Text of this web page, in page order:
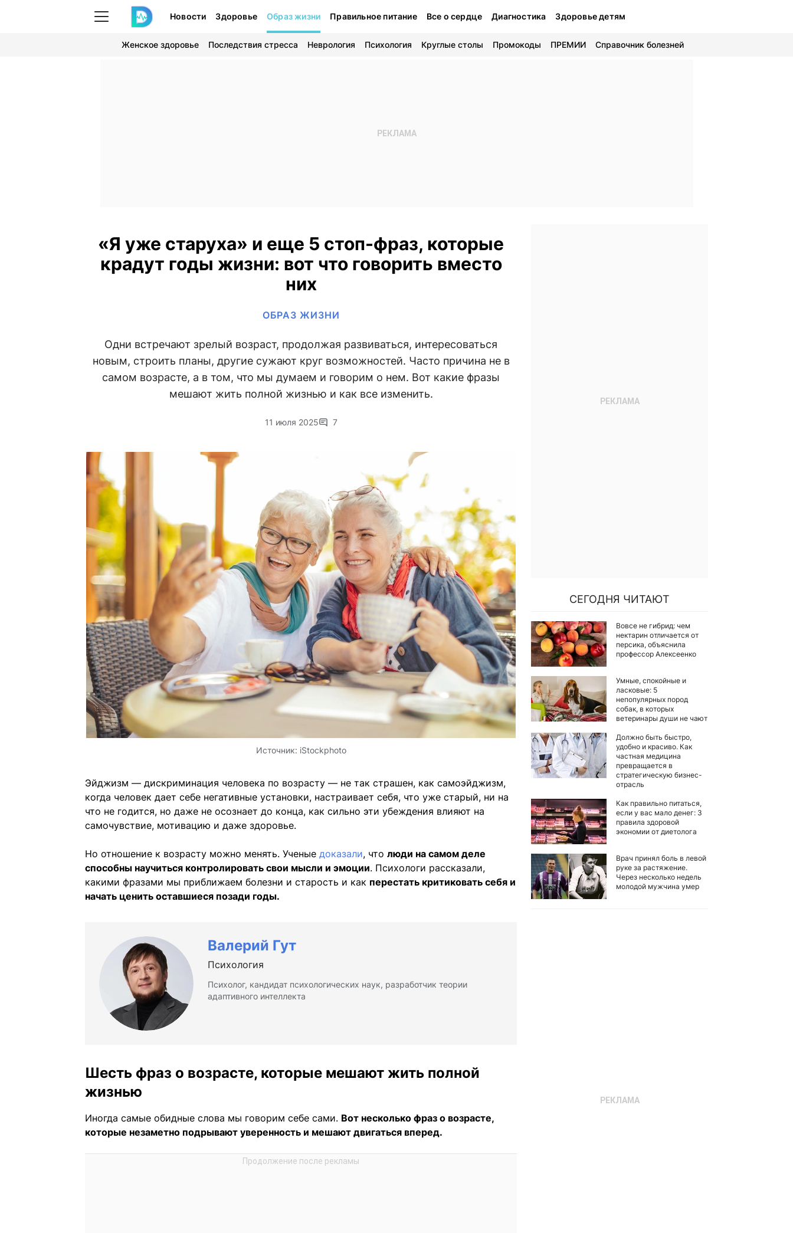
Новости Здоровье Образ жизни Правильное питание Все о сердце Диагностика Здоровье детям
Женское здоровье Последствия стресса Неврология Психология Круглые столы Промокоды ПРЕМИИ Справочник болезней
«Я уже старуха» и еще 5 стоп-фраз, которые
крадут годы жизни: вот что говорить вместо
них
ОБРАЗ ЖИЗНИ
Одни встречают зрелый возраст, продолжая развиваться, интересоваться
новым, строить планы, другие сужают круг возможностей. Часто причина не в
самом возрасте, а в том, что мы думаем и говорим о нем. Вот какие фразы
мешают жить полной жизнью и как все изменить.
11 июля 2025 7
Источник: iStockphoto
Эйджизм — дискриминация человека по возрасту — не так страшен, как самоэйджизм,
когда человек дает себе негативные установки, настраивает себя, что уже старый, ни на
что не годится, но даже не осознает до конца, как сильно эти убеждения влияют на
самочувствие, мотивацию и даже здоровье.
Но отношение к возрасту можно менять. Ученые доказали, что люди на самом деле
способны научиться контролировать свои мысли и эмоции. Психологи рассказали,
какими фразами мы приближаем болезни и старость и как перестать критиковать себя и
начать ценить оставшиеся позади годы.
Валерий Гут
Психология
Психолог, кандидат психологических наук, разработчик теории
адаптивного интеллекта
Шесть фраз о возрасте, которые мешают жить полной
жизнью
Иногда самые обидные слова мы говорим себе сами. Вот несколько фраз о возрасте,
которые незаметно подрывают уверенность и мешают двигаться вперед.
СЕГОДНЯ ЧИТАЮТ
Вовсе не гибрид: чем
нектарин отличается от
персика, объяснила
профессор Алексеенко
Умные, спокойные и
ласковые: 5
непопулярных пород
собак, в которых
ветеринары души не чают
Должно быть быстро,
удобно и красиво. Как
частная медицина
превращается в
стратегическую бизнес-
отрасль
Как правильно питаться,
если у вас мало денег: 3
правила здоровой
экономии от диетолога
Врач принял боль в левой
руке за растяжение.
Через несколько недель
молодой мужчина умер